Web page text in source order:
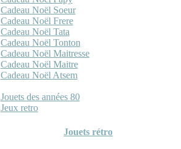
Cadeau Noël Soeur
Cadeau Noël Frere
Cadeau Noël Tata
Cadeau Noël Tonton
Cadeau Noël Maitresse
Cadeau Noël Maitre
Cadeau Noël Atsem
Jouets des années 80
Jeux retro
Jouets rétro